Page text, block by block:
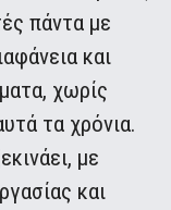
πάντα με
και
χωρίς
τα χρόνια.
με
και